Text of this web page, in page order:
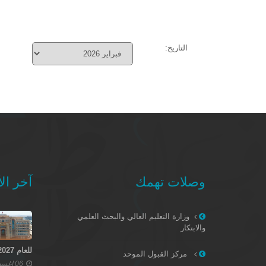
التاريخ:
وصلات تهمك
وزارة التعليم العالي والبحث العلمي
والابتكار
مركز القبول الموحد
آخر
للعام 2027–2028
06 اغسطس 2026